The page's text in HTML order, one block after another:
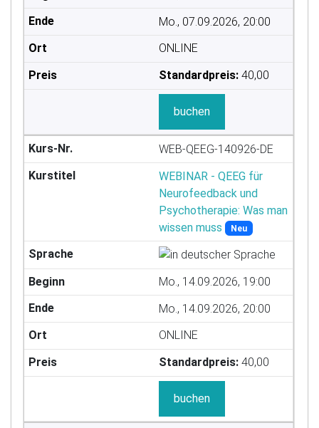
Mo., 07.09.2026, 20:00
ONLINE
Standardpreis: 40,00
buchen
WEB-QEEG-140926-DE
WEBINAR - QEEG für
Neurofeedback und
Psychotherapie: Was man
wissen muss
Neu
Mo., 14.09.2026, 19:00
Mo., 14.09.2026, 20:00
ONLINE
Standardpreis: 40,00
buchen